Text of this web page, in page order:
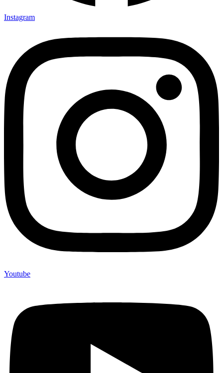
Instagram
Youtube